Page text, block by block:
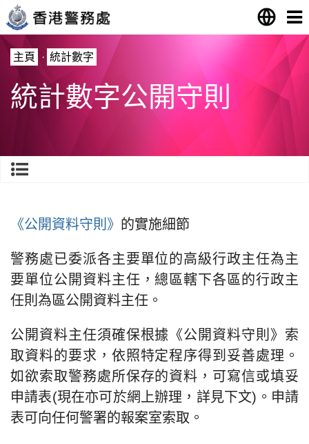
主頁 · 統計數字
統計數字公開守則
《公開資料守則》 的實施細節
警務處已委派各主要單位的高級行政主任為主
要單位公開資料主任，總區轄下各區的行政主
任則為區公開資料主任。
公開資料主任須確保根據《公開資料守則》索
取資料的要求，依照特定程序得到妥善處理。
如欲索取警務處所保存的資料，可寫信或填妥
申請表(現在亦可於網上辦理，詳見下文)。申請
表可向任何警署的報案室索取。